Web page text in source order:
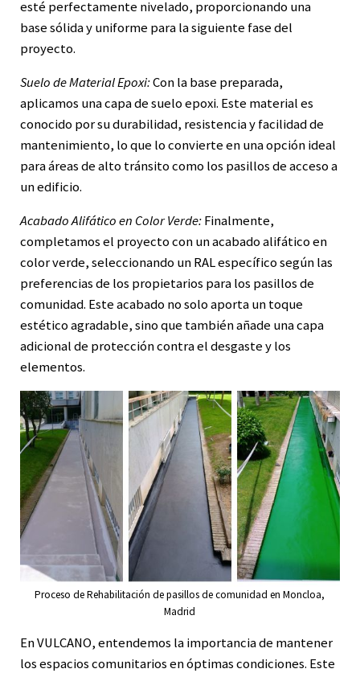
esté perfectamente nivelado, proporcionando una
base sólida y uniforme para la siguiente fase del
proyecto.
Suelo de Material Epoxi:Con la base preparada,
aplicamos una capa de suelo epoxi. Este material es
conocido por su durabilidad, resistencia y facilidad de
mantenimiento, lo que lo convierte en una opción ideal
para áreas de alto tránsito como los pasillos de acceso a
un edificio.
Acabado Alifático en Color Verde:Finalmente,
completamos el proyecto con un acabado alifático en
color verde, seleccionando un RAL específico según las
preferencias de los propietarios para los pasillos de
comunidad. Este acabado no solo aporta un toque
estético agradable, sino que también añade una capa
adicional de protección contra el desgaste y los
elementos.
Proceso de Rehabilitación de pasillos de comunidad en Moncloa,
Madrid
En VULCANO, entendemos la importancia de mantener
los espacios comunitarios en óptimas condiciones. Este